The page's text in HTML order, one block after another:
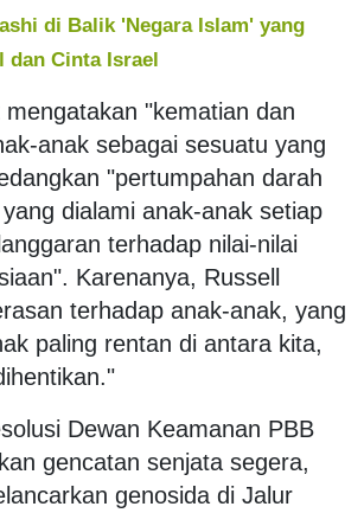
di Balik 'Negara Islam' yang
dan Cinta Israel
mengatakan "kematian dan
anak sebagai sesuatu yang
"pertumpahan darah
dialami anak-anak setiap
terhadap nilai-nilai
Karenanya, Russell
terhadap anak-anak, yang
paling rentan di antara kita,
Dewan Keamanan PBB
gencatan senjata segera,
genosida di Jalur